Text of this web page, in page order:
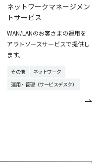
ネットワークマネージメン
トサービス
WAN/LANのお客さまの運用を
アウトソースサービスで提供し
ます。
その他
ネットワーク
運用・管理（サービスデスク）